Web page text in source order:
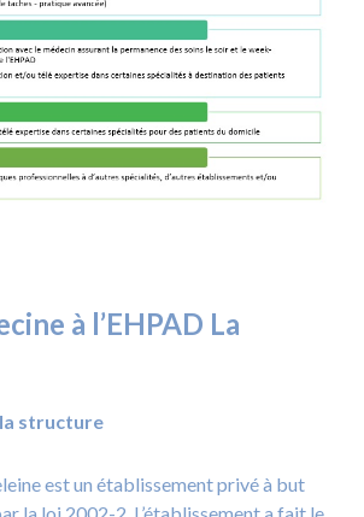
à l’EHPAD La
structure
est un établissement privé à but